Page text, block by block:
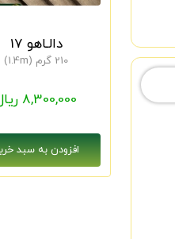
دالـاهو 17
210 گرم (1.4m)
8,300,000 ریال